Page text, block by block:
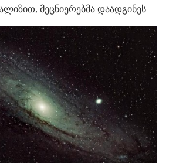
მეცნიერებმა დაადგინეს